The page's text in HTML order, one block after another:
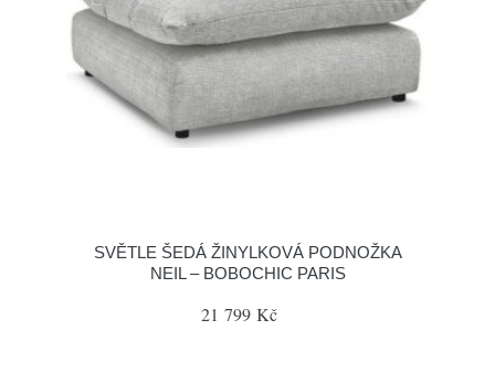
SVĚTLE ŠEDÁ ŽINYLKOVÁ PODNOŽKA
NEIL – BOBOCHIC PARIS
21 799 Kč